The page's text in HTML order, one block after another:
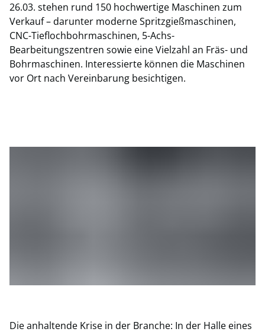
26.03. stehen rund 150 hochwertige Maschinen zum
Verkauf – darunter moderne Spritzgießmaschinen,
CNC-Tieflochbohrmaschinen, 5-Achs-
Bearbeitungszentren sowie eine Vielzahl an Fräs- und
Bohrmaschinen. Interessierte können die Maschinen
vor Ort nach Vereinbarung besichtigen.
Die anhaltende Krise in der Branche: In der Halle eines